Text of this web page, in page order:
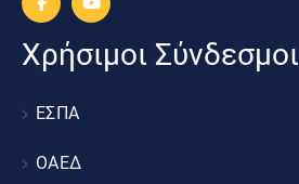
Χρήσιμοι Σύνδεσμοι
ΕΣΠΑ
ΟΑΕΔ